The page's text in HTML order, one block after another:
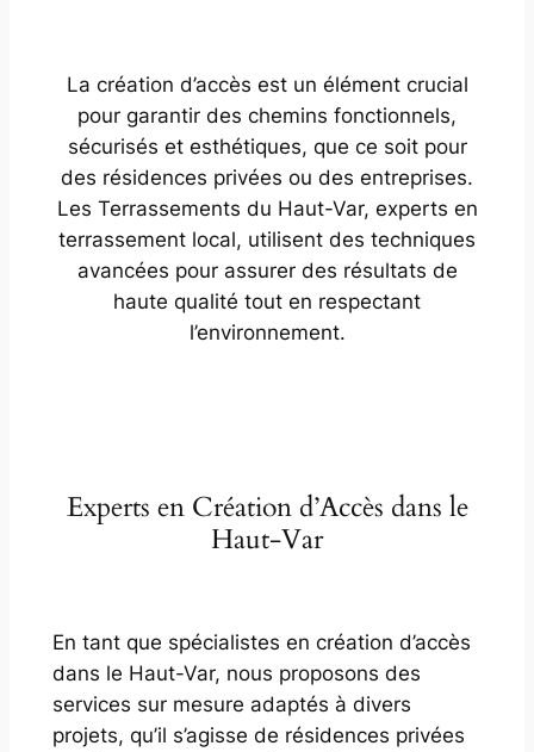
La création d’accès est un élément crucial
pour garantir des chemins fonctionnels,
sécurisés et esthétiques, que ce soit pour
des résidences privées ou des entreprises.
Les Terrassements du Haut-Var, experts en
terrassement local, utilisent des techniques
avancées pour assurer des résultats de
haute qualité tout en respectant
l’environnement.
Experts en Création d’Accès dans le
Haut-Var
En tant que spécialistes en création d’accès
dans le Haut-Var, nous proposons des
services sur mesure adaptés à divers
projets, qu’il s’agisse de résidences privées